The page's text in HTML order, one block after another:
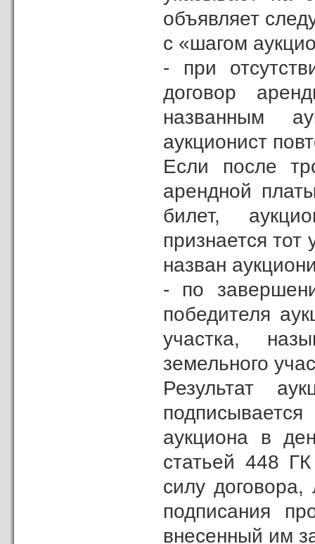
объявляет
с «шагом
- при
договор
названным
аукционист
Если после
арендной
билет,
признается тот
назван
- по
победителя
участка,
земельного
Результат
аукциона в
статьей 448
силу
подписания
внесенный им